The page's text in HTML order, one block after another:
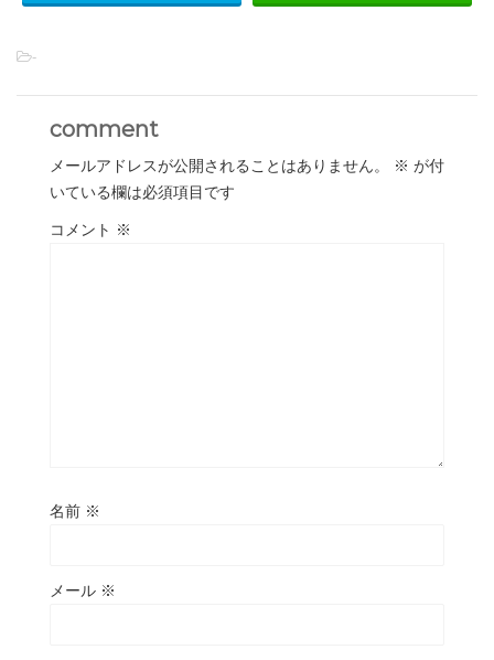
-
comment
メールアドレスが公開されることはありません。 ※ が付
いている欄は必須項目です
コメント ※
名前 ※
メール ※